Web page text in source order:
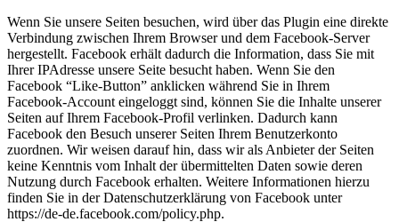
Wenn Sie unsere Seiten besuchen, wird über das Plugin eine direkte
Verbindung zwischen Ihrem Browser und dem Facebook-Server
hergestellt. Facebook erhält dadurch die Information, dass Sie mit
Ihrer IPAdresse unsere Seite besucht haben. Wenn Sie den
Facebook “Like-Button” anklicken während Sie in Ihrem
Facebook-Account eingeloggt sind, können Sie die Inhalte unserer
Seiten auf Ihrem Facebook-Profil verlinken. Dadurch kann
Facebook den Besuch unserer Seiten Ihrem Benutzerkonto
zuordnen. Wir weisen darauf hin, dass wir als Anbieter der Seiten
keine Kenntnis vom Inhalt der übermittelten Daten sowie deren
Nutzung durch Facebook erhalten. Weitere Informationen hierzu
finden Sie in der Datenschutzerklärung von Facebook unter
https://de-de.facebook.com/policy.php.